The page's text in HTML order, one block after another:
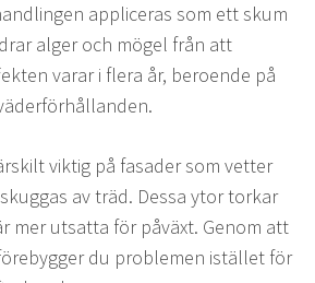
appliceras som ett skum
alger och mögel från att
varar i flera år, beroende på
viktig på fasader som vetter
av träd. Dessa ytor torkar
mer utsatta för påväxt. Genom att
du problemen istället för